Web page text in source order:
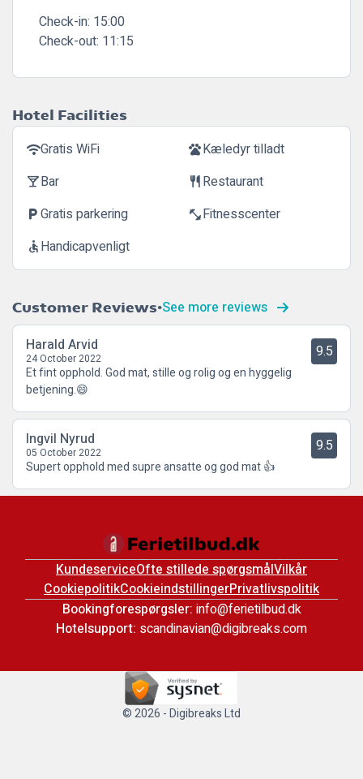
Check-in: 15:00
Check-out: 11:15
Hotel Facilities
wifiGratis WiFi petsKæledyr tilladt
local_barBar restaurantRestaurant
local_parkingGratis parkering fitness_centerFitnesscenter
accessibleHandicapvenligt
Customer Reviews See more reviews
Harald Arvid
24 October 2022 9.5
Et fint opphold. God mat, stille og rolig og en hyggelig
betjening.😄
Ingvil Nyrud
05 October 2022 9.5
Supert opphold med supre ansatte og god mat 👍
KundeserviceOfte stillede spørgsmålVilkår
CookiepolitikCookieindstillingerPrivatlivspolitik
Bookingforespørgsler: info@ferietilbud.dk
Hotelsupport: scandinavian@digibreaks.com
© 2026 - Digibreaks Ltd